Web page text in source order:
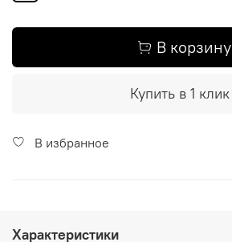
В корзину
Купить в 1 клик
В избранное
Характеристики